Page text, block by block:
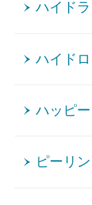
ハイド
ハイド
ハッピー
ピーリ